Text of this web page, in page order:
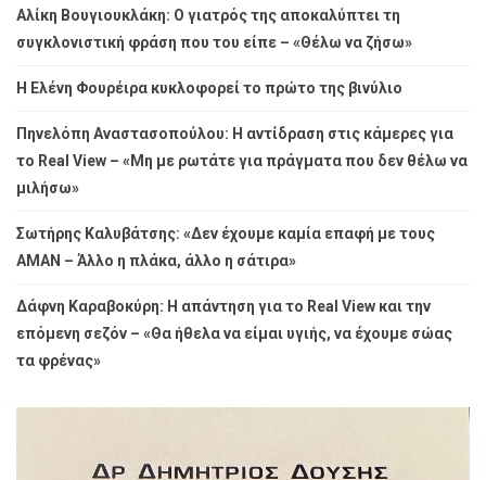
Αλίκη Βουγιουκλάκη: Ο γιατρός της αποκαλύπτει τη
συγκλονιστική φράση που του είπε – «Θέλω να ζήσω»
Η Ελένη Φουρέιρα κυκλοφορεί το πρώτο της βινύλιο
Πηνελόπη Αναστασοπούλου: Η αντίδραση στις κάμερες για
το Real View – «Μη με ρωτάτε για πράγματα που δεν θέλω να
μιλήσω»
Σωτήρης Καλυβάτσης: «Δεν έχουμε καμία επαφή με τους
ΑΜΑΝ – Άλλο η πλάκα, άλλο η σάτιρα»
Δάφνη Καραβοκύρη: Η απάντηση για το Real View και την
επόμενη σεζόν – «Θα ήθελα να είμαι υγιής, να έχουμε σώας
τα φρένας»